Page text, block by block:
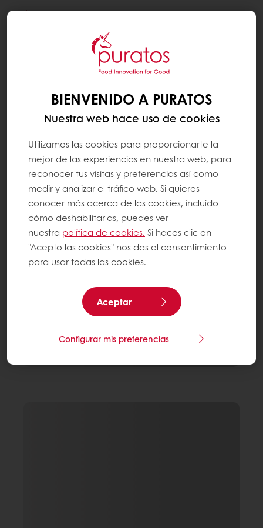
BIENVENIDO A PURATOS
Nuestra web hace uso de cookies
Utilizamos las cookies para proporcionarte la
mejor de las experiencias en nuestra web, para
reconocer tus visitas y preferencias así como
medir y analizar el tráfico web. Si quieres
conocer más acerca de las cookies, incluído
cómo deshabilitarlas, puedes ver
nuestra política de cookies. Si haces clic en
"Acepto las cookies" nos das el consentimiento
para usar todas las cookies.
Aceptar
Configurar mis preferencias